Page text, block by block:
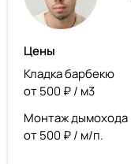
Цены
Кладка барбекю
от 500 ₽ / м3
Монтаж дымохода
от 500 ₽ / м/п.